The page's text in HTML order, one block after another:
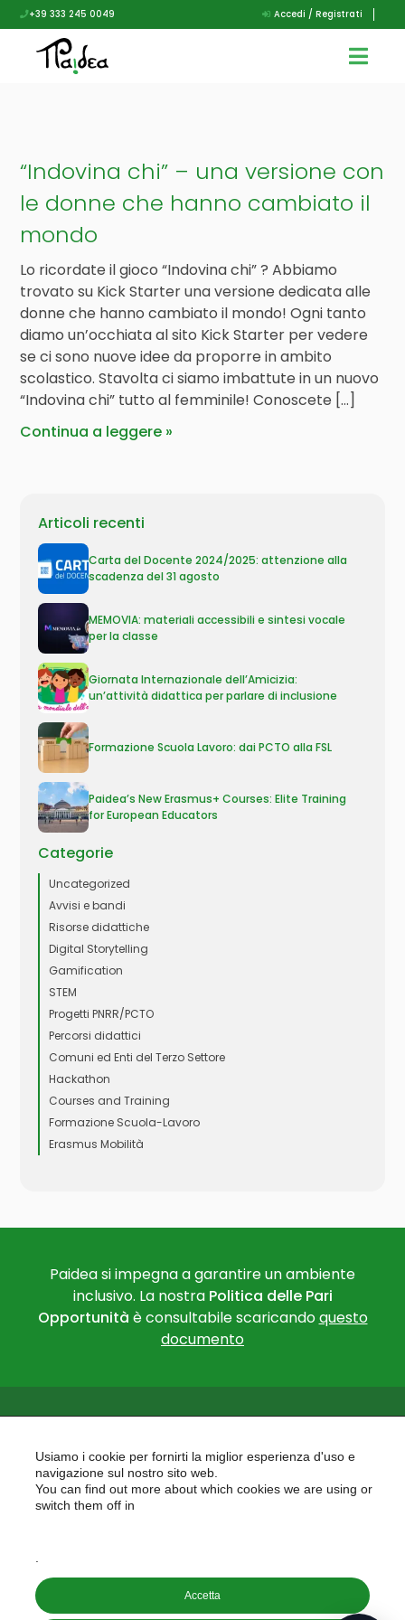
+39 333 245 0049 Accedi / Registrati
“Indovina chi” – una versione con
le donne che hanno cambiato il
mondo
Lo ricordate il gioco “Indovina chi” ? Abbiamo
trovato su Kick Starter una versione dedicata alle
donne che hanno cambiato il mondo! Ogni tanto
diamo un’occhiata al sito Kick Starter per vedere
se ci sono nuove idee da proporre in ambito
scolastico. Stavolta ci siamo imbattute in un nuovo
“Indovina chi” tutto al femminile! Conoscete […]
Continua a leggere
Articoli recenti
Carta del Docente 2024/2025: attenzione alla
scadenza del 31 agosto
MEMOVIA: materiali accessibili e sintesi vocale
per la classe
Giornata Internazionale dell’Amicizia:
un’attività didattica per parlare di inclusione
Formazione Scuola Lavoro: dai PCTO alla FSL
Paidea’s New Erasmus+ Courses: Elite Training
for European Educators
Categorie
Uncategorized
Avvisi e bandi
Risorse didattiche
Digital Storytelling
Gamification
STEM
Progetti PNRR/PCTO
Percorsi didattici
Comuni ed Enti del Terzo Settore
Hackathon
Courses and Training
Formazione Scuola-Lavoro
Erasmus Mobilità
Paidea si impegna a garantire un ambiente
inclusivo. La nostra Politica delle Pari
Opportunità è consultabile scaricandoquesto
documento
PAIDEA
Usiamo i cookie per fornirti la miglior esperienza d'uso e
navigazione sul nostro sito web.
You can find out more about which cookies we are using or
switch them off in
Accetta